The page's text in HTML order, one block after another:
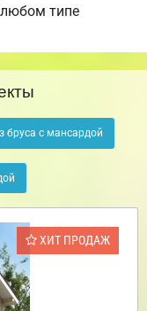
типе
бруса с мансардой
ХИТ ПРОДАЖ